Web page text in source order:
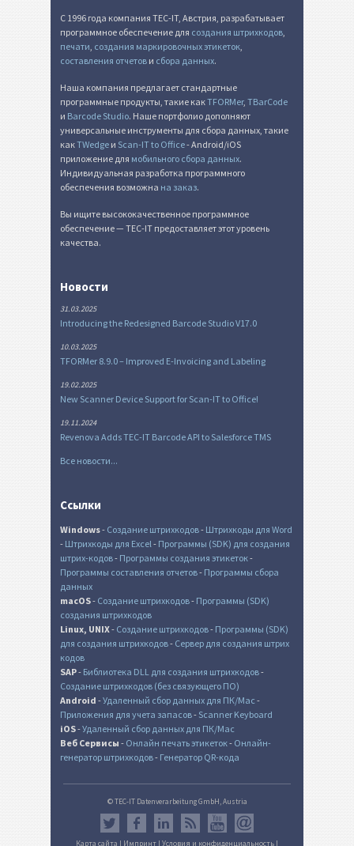
С 1996 года компания TEC-IT, Австрия, разрабатывает
программное обеспечение для создания штрихкодов,
печати, создания маркировочных этикеток,
составления отчетов и сбора данных.
Наша компания предлагает стандартные
программные продукты, такие какTFORMer, TBarCode
и Barcode Studio. Наше портфолио дополняют
универсальные инструменты для сбора данных, такие
какTWedge и Scan-IT to Office- Android/iOS
приложение для мобильного сбора данных.
Индивидуальная разработка программного
обеспечения возможна на заказ.
Вы ищите высококачественное программное
обеспечение — TEC-IT предоставляет этот уровень
качества.
Новости
31.03.2025
Introducing the Redesigned Barcode Studio V17.0
10.03.2025
TFORMer 8.9.0 – Improved E-Invoicing and Labeling
19.02.2025
New Scanner Device Support for Scan-IT to Office!
19.11.2024
Revenova Adds TEC-IT Barcode API to Salesforce TMS
Все новости...
Ссылки
Windows- Создание штрихкодов- Штрихкоды для Word
- Штрихкоды для Excel- Программы (SDK) для создания
штрих-кодов- Программы создания этикеток-
Программы составления отчетов- Программы сбора
данных
macOS- Создание штрихкодов- Программы (SDK)
создания штрихкодов
Linux, UNIX- Создание штрихкодов- Программы (SDK)
для создания штрихкодов- Сервер для создания штрих
кодов
SAP- Библиотека DLL для создания штрихкодов-
Создание штрихкодов (без связующего ПО)
Android -Удаленный сбор данных для ПК/Mac -
Приложения для учета запасов- Scanner Keyboard
iOS-Удаленный сбор данных для ПК/Mac
Веб Сервисы - Онлайн печать этикеток- Онлайн-
генератор штрихкодов- Генератор QR-кода
© TEC-IT Datenverarbeitung GmbH, Austria
Карта сайта | Импринт | Условия и конфиденциальность |